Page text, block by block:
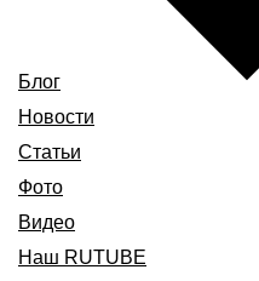
Блог
Новости
Статьи
Фото
Видео
Наш RUTUBE